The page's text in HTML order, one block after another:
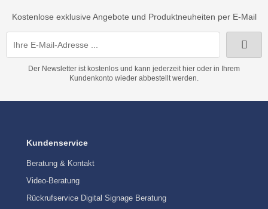
Kostenlose exklusive Angebote und Produktneuheiten per E-Mail
Der Newsletter ist kostenlos und kann jederzeit hier oder in Ihrem
Kundenkonto wieder abbestellt werden.
Kundenservice
Beratung & Kontakt
Video-Beratung
Rückrufservice Digital Signage Beratung